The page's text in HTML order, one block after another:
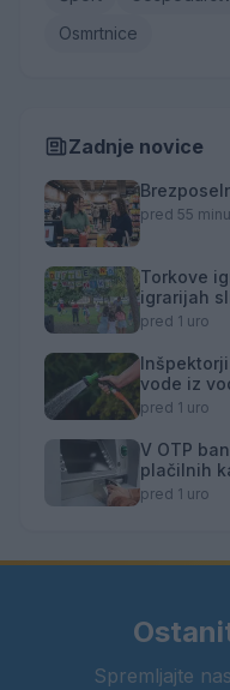
Osmrtnice
Zadnje novice
pred 55
Torkove
igrarijah
pred 1 uro
vode iz
pred 1 uro
V OTP
plačilnih
pred 1 uro
Spremljajte